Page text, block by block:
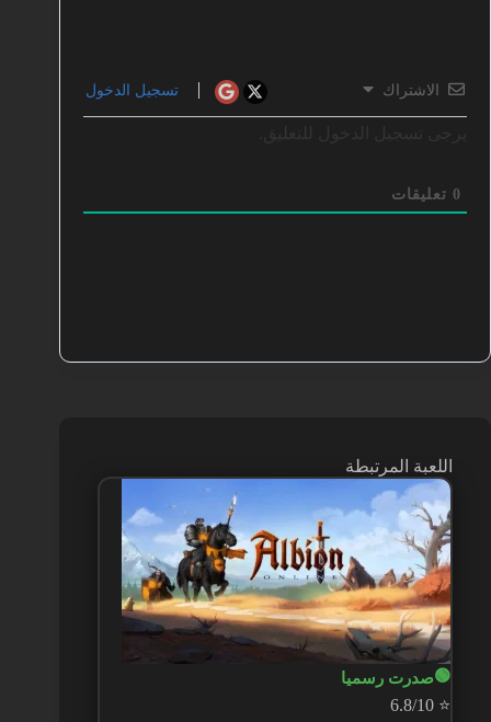
الاشتراك تسجيل الدخول
0 تعليقات
اللعبة المرتبطة
🟢صدرت رسميا
⭐
6.8/10